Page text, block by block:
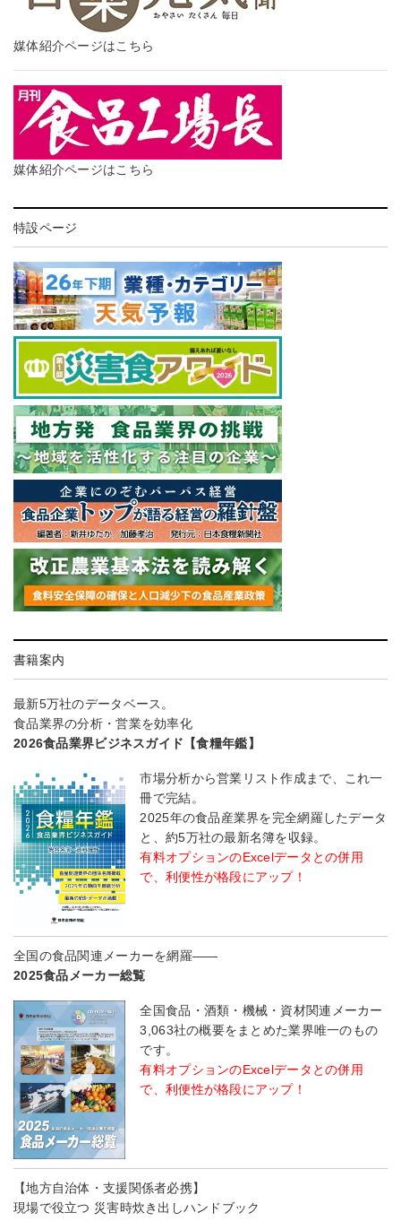
媒体紹介ページはこちら
媒体紹介ページはこちら
特設ページ
書籍案内
最新5万社のデータベース。
食品業界の分析・営業を効率化
2026食品業界ビジネスガイド【食糧年鑑】
市場分析から営業リスト作成まで、これ一
冊で完結。
2025年の食品産業界を完全網羅したデータ
と、約5万社の最新名簿を収録。
有料オプションのExcelデータとの併用
で、利便性が格段にアップ！
全国の食品関連メーカーを網羅――
2025食品メーカー総覧
全国食品・酒類・機械・資材関連メーカー
3,063社の概要をまとめた業界唯一のもの
です。
有料オプションのExcelデータとの併用
で、利便性が格段にアップ！
【地方自治体・支援関係者必携】
現場で役立つ 災害時炊き出しハンドブック